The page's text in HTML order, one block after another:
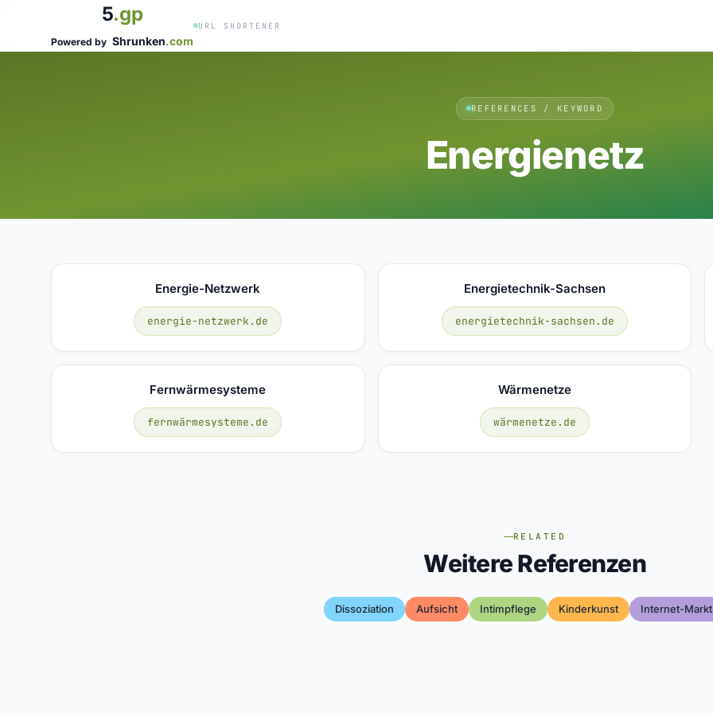
5.gp
Powered by Shrunken.com
URL SHORTENER
REFERENCES / KEYWORD
Energienetz
Energie-Netzwerk
energie-netzwerk.de
Energietechnik-Sachsen
energietechnik-sachsen.de
Fernwärmesysteme
fernwärmesysteme.de
Wärmenetze
wärmenetze.de
RELATED
Weitere Referenzen
Dissoziation Aufsicht Intimpflege Kinderkunst Internet-